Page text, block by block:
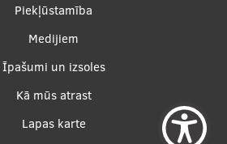
Piekļūstamība
Medijiem
Īpašumi un izsoles
Kā mūs atrast
Lapas karte